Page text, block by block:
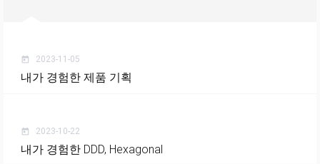
today 2023-11-05
내가 경험한 제품 기획
today 2023-10-22
내가 경험한 DDD, Hexagonal